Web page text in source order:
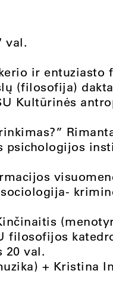
val.
ir entuziasto
(filosofija)
Kultūrinės
psichologijos
filosofijos
20 val.
+ Kristina